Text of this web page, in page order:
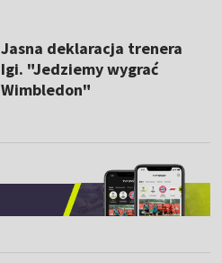
Jasna deklaracja trenera
Igi. "Jedziemy wygrać
Wimbledon"